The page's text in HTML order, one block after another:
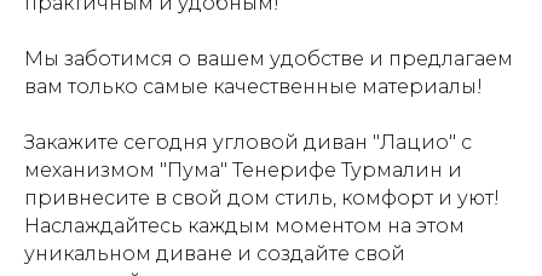
Мы заботимся о вашем удобстве и предлагаем
вам только самые качественные материалы!
Закажите сегодня угловой диван "Лацио" с
механизмом "Пума" Тенерифе Турмалин и
привнесите в свой дом стиль, комфорт и уют!
Наслаждайтесь каждым моментом на этом
уникальном диване и создайте свой